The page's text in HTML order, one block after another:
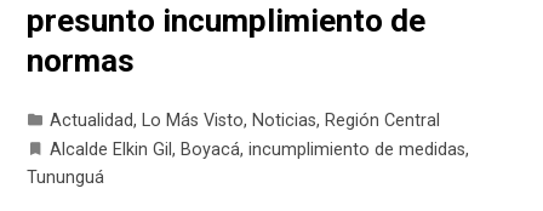
presunto incumplimiento de
normas
Actualidad, Lo Más Visto, Noticias, Región Central
Alcalde Elkin Gil, Boyacá,incumplimiento de medidas,
Tununguá